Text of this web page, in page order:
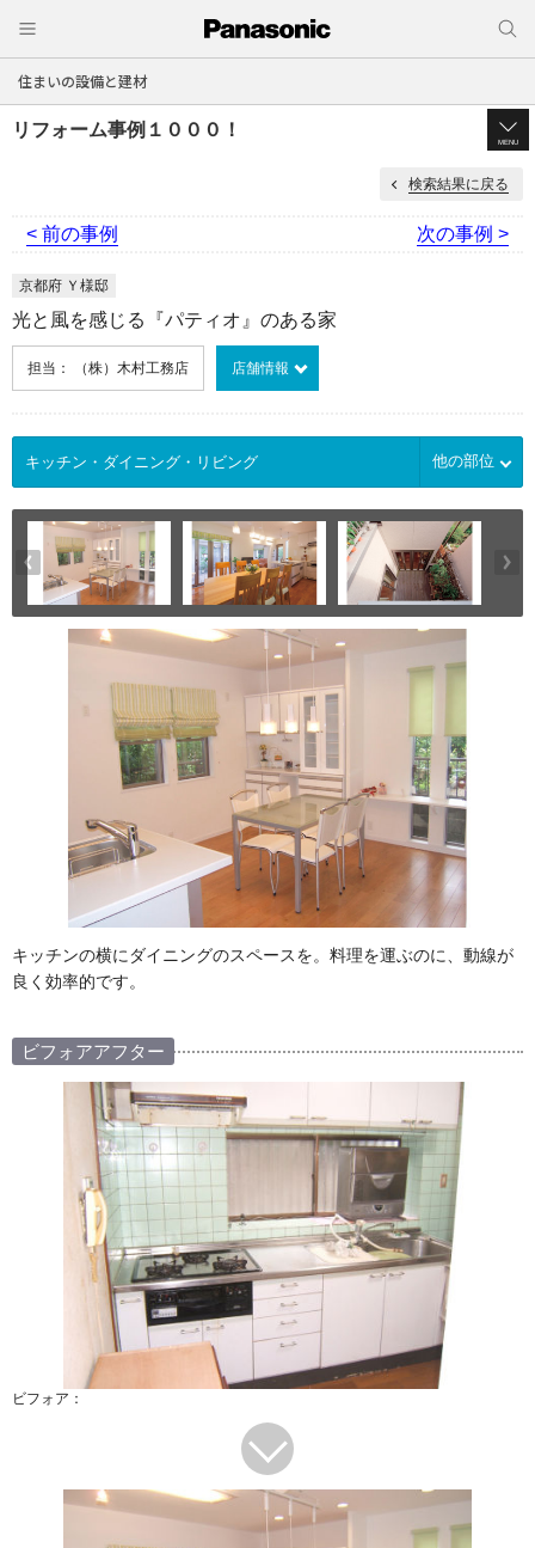
住まいの設備と建材
リフォーム事例１０００！
MENU
検索結果に戻る
< 前の事例 次の事例 >
京都府 Ｙ様邸
光と風を感じる『パティオ』のある家
担当： （株）木村工務店 店舗情報
他の部位
キッチンの横にダイニングのスペースを。料理を運ぶのに、動線が
良く効率的です。
ビフォアアフター
ビフォア：